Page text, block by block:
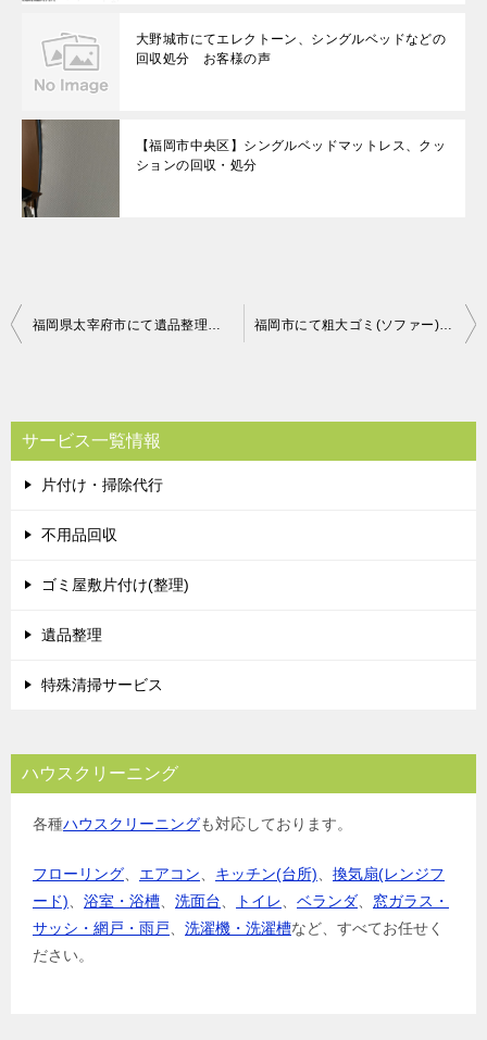
大野城市にてエレクトーン、シングルベッドなどの
回収処分 お客様の声
【福岡市中央区】シングルベッドマットレス、クッ
ションの回収・処分
投
ビ
ゲ
ー
シ
福岡県太宰府市にて遺品整理のご依頼 お客様の声 福岡市にて粗大ゴミ(ソファー)の回収 お客様の声
サービス一覧情報
片付け・掃除代行
不用品回収
ゴミ屋敷片付け(整理)
遺品整理
特殊清掃サービス
ハウスクリーニング
各種ハウスクリーニングも対応しております。
フローリング エアコン キッチン(台所)
換気扇(レンジフ
ード)
浴室・浴槽 洗面台 トイレ ベランダ
窓ガラス・
サッシ・網戸・雨戸
洗濯機・洗濯槽など、すべてお任せく
ださい。